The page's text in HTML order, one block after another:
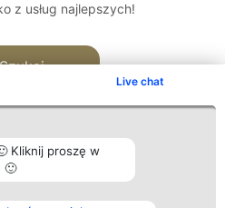
Live chat
Kliknij proszę w
🙂
z usług najlepszych!
Szukaj
Kontakt